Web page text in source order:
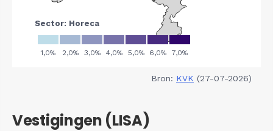
Bron: KVK (27-07-2026)
Vestigingen (LISA)